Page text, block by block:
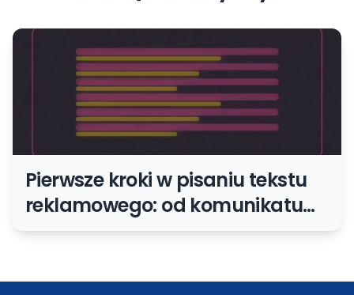
Pierwsze kroki w pisaniu tekstu
reklamowego: od komunikatu
do działania